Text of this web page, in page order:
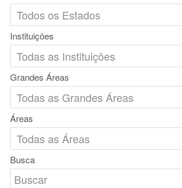
Instituições
Grandes Áreas
Áreas
Busca